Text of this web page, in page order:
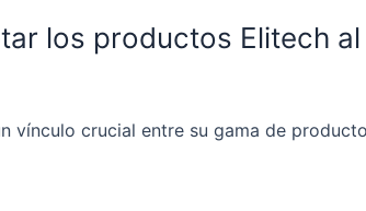
los productos Elitech
vínculo crucial entre su gama de